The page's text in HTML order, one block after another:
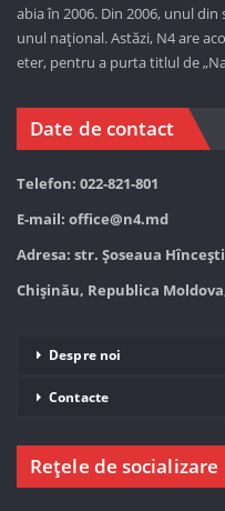
abia în 2006. Din 2006, unul
unul național. Astăzi, N4 are
eter, pentru a purta titlul de
Date de contact
Telefon: 022-821-801
E-mail: office@n4.md
Adresa: str. Șoseaua
Chișinău, Republica
Despre noi
Contacte
Rețele de socializare